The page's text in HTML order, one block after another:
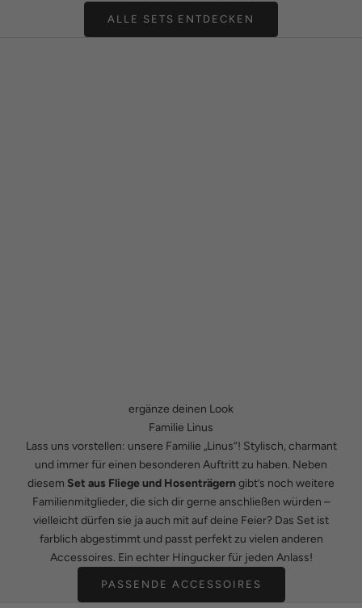
ALLE SETS ENTDECKEN
ergänze deinen Look
Familie Linus
Lass uns vorstellen: unsere Familie „Linus“! Stylisch, charmant
und immer für einen besonderen Auftritt zu haben. Neben
diesem Set aus Fliege und Hosenträgerngibt’s noch weitere
Familienmitglieder, die sich dir gerne anschließen würden –
vielleicht dürfen sie ja auch mit auf deine Feier? Das Set ist
farblich abgestimmt und passt perfekt zu vielen anderen
Accessoires. Ein echter Hingucker für jeden Anlass!
PASSENDE ACCESSOIRES